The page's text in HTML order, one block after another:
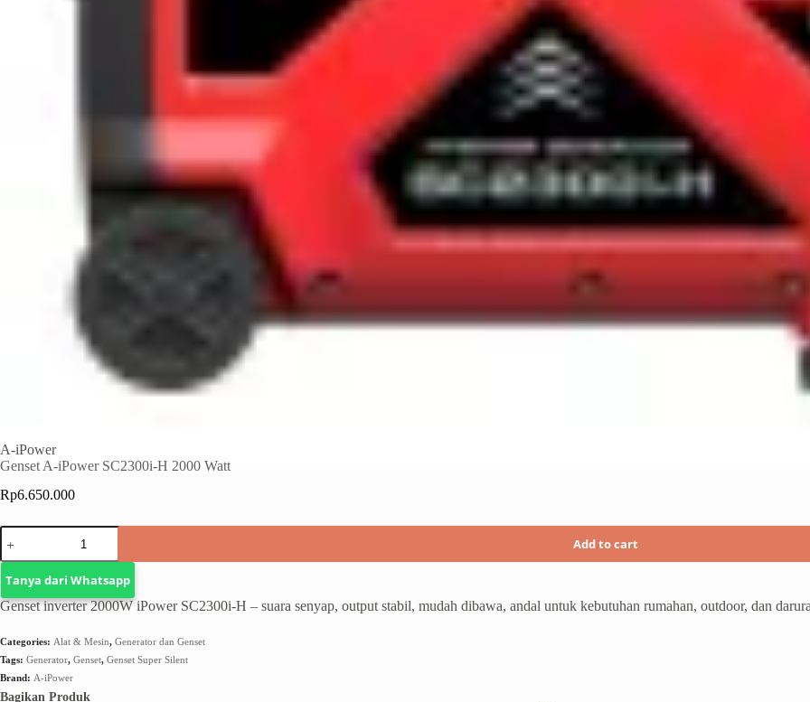
A-iPower
Genset A-iPower SC2300i-H 2000 Watt
Rp6.650.000
Add to cart
Tanya dari Whatsapp
Genset inverter 2000W iPower SC2300i-H – suara senyap, output stabil, mudah dibawa, andal untuk kebutuhan rumahan, outdoor, dan
Categories: Alat & Mesin, Generator dan Genset
Tags: Generator, Genset, Genset Super Silent
Brand: A-iPower
Bagikan Produk